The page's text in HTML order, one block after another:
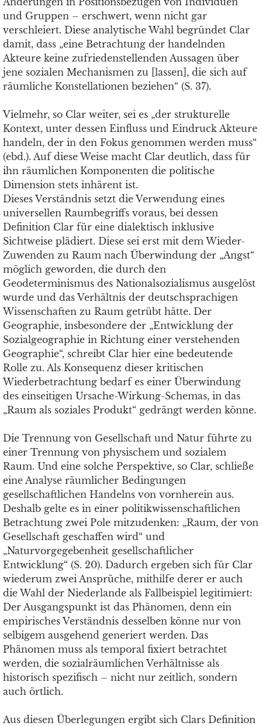
und Gruppen – erschwert, wenn nicht gar
verschleiert. Diese analytische Wahl begründet Clar
damit, dass „eine Betrachtung der handelnden
Akteure keine zufriedenstellenden Aussagen über
jene sozialen Mechanismen zu [lassen], die sich auf
räumliche Konstellationen beziehen“ (S. 37).
Vielmehr, so Clar weiter, sei es „der strukturelle
Kontext, unter dessen Einfluss und Eindruck Akteure
handeln, der in den Fokus genommen werden muss“
(ebd.). Auf diese Weise macht Clar deutlich, dass für
ihn räumlichen Komponenten die politische
Dimension stets inhärent ist.
Dieses Verständnis setzt die Verwendung eines
universellen Raumbegriffs voraus, bei dessen
Definition Clar für eine dialektisch inklusive
Sichtweise plädiert. Diese sei erst mit dem Wieder-
Zuwenden zu Raum nach Überwindung der „Angst“
möglich geworden, die durch den
Geodeterminismus des Nationalsozialismus ausgelöst
wurde und das Verhältnis der deutschsprachigen
Wissenschaften zu Raum getrübt hätte. Der
Geographie, insbesondere der „Entwicklung der
Sozialgeographie in Richtung einer verstehenden
Geographie“, schreibt Clar hier eine bedeutende
Rolle zu. Als Konsequenz dieser kritischen
Wiederbetrachtung bedarf es einer Überwindung
des einseitigen Ursache-Wirkung-Schemas, in das
„Raum als soziales Produkt“ gedrängt werden könne.
Die Trennung von Gesellschaft und Natur führte zu
einer Trennung von physischem und sozialem
Raum. Und eine solche Perspektive, so Clar, schließe
eine Analyse räumlicher Bedingungen
gesellschaftlichen Handelns von vornherein aus.
Deshalb gelte es in einer politikwissenschaftlichen
Betrachtung zwei Pole mitzudenken: „Raum, der von
Gesellschaft geschaffen wird“ und
„Naturvorgegebenheit gesellschaftlicher
Entwicklung“ (S. 20). Dadurch ergeben sich für Clar
wiederum zwei Ansprüche, mithilfe derer er auch
die Wahl der Niederlande als Fallbeispiel legitimiert:
Der Ausgangspunkt ist das Phänomen, denn ein
empirisches Verständnis desselben könne nur von
selbigem ausgehend generiert werden. Das
Phänomen muss als temporal fixiert betrachtet
werden, die sozialräumlichen Verhältnisse als
historisch spezifisch – nicht nur zeitlich, sondern
auch örtlich.
Aus diesen Überlegungen ergibt sich Clars Definition